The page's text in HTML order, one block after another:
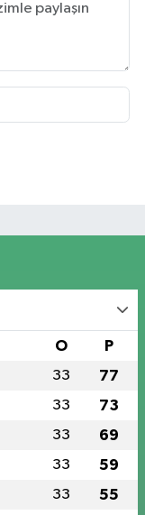
O P
33 77
33 73
33 69
33 59
33 55